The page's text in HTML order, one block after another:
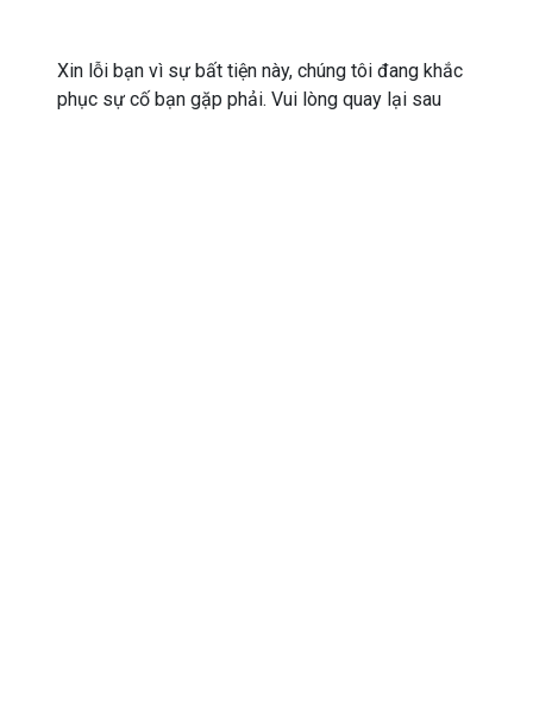
Xin lỗi bạn vì sự bất tiện này, chúng tôi đang khắc
phục sự cố bạn gặp phải. Vui lòng quay lại sau